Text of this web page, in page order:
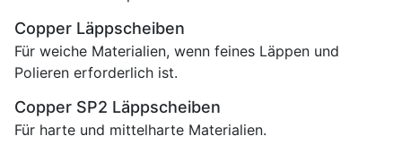
Copper Läppscheiben
Für weiche Materialien, wenn feines Läppen und
Polieren erforderlich ist.
Copper SP2 Läppscheiben
Für harte und mittelharte Materialien.